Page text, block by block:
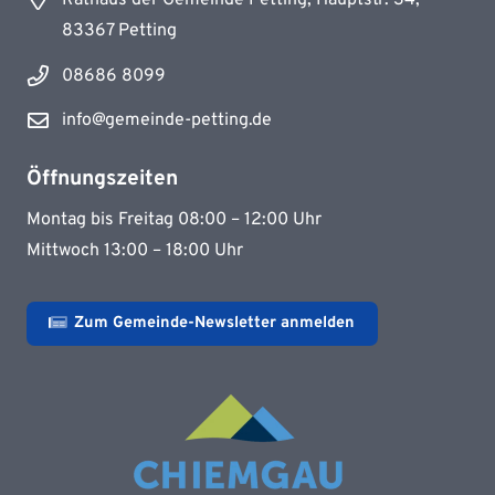
83367 Petting
08686 8099
info@gemeinde-petting.de
Öffnungszeiten
Montag bis Freitag 08:00 – 12:00 Uhr
Mittwoch 13:00 – 18:00 Uhr
Zum Gemeinde-Newsletter anmelden